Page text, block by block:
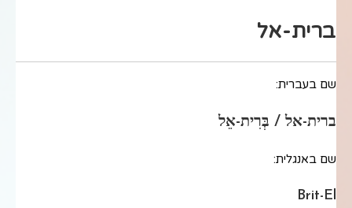
ברית-אל
שם בעברית:
ברית-אל / בְּרִית-אֵל
שם באנגלית:
Brit-El